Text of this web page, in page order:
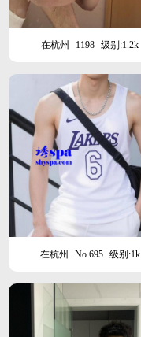
在杭州 1198 级别:1.2k
在杭州 No.695 级别:1k